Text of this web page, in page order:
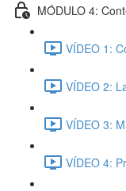
MÓDULO 4:
VÍDEO 1:
VÍDEO 2:
VÍDEO 3:
VÍDEO 4: